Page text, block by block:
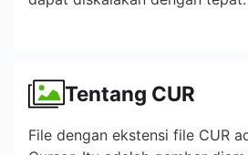
Tentang CUR
File dengan ekstensi file CUR